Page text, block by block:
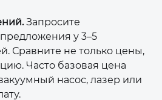
Запросите
у 3–5
Сравните не только цены,
Часто базовая цена
насос, лазер или